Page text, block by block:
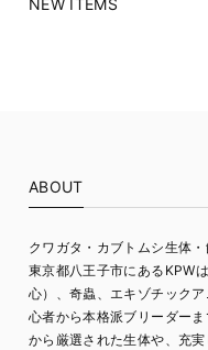
NEW ITEMS
ABOUT
クワガタ・カブトムシ生体
東京都八王子市にあるKPW
心）、奇蟲、エキゾチック
心者から本格派ブリーダー
から厳選された生体や、充